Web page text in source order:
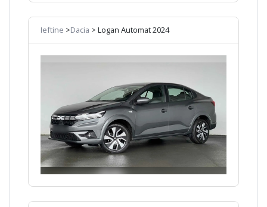
Ieftine >Dacia > Logan Automat 2024